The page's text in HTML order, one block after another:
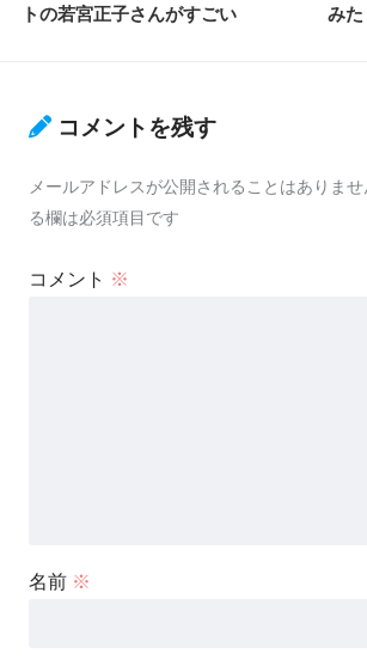
トの若宮正子さんがすごい
みた
コメントを残す
メールアドレスが公開されることはありませ
る欄は必須項目です
コメント ※
名前 ※